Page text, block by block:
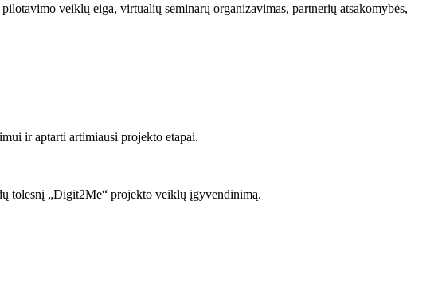
veiklų eiga, virtualių seminarų organizavimas, partnerių atsakomybės,
ir aptarti artimiausi projekto etapai.
tolesnį „Digit2Me“ projekto veiklų įgyvendinimą.